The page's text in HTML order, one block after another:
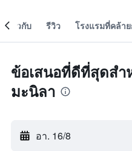
เกี่ยวกับ รีวิว โรงแรมที่คล้า
ข้อเสนอที่ดีที่สุดสำ
มะนิลา
อา. 16/8